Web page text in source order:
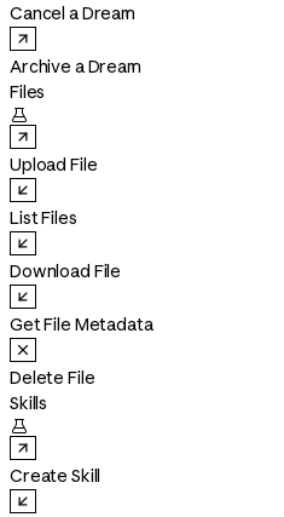
Cancel a Dream
Archive a Dream
Files

Upload File
List Files
Download File
Get File Metadata
Delete File
Skills

Create Skill